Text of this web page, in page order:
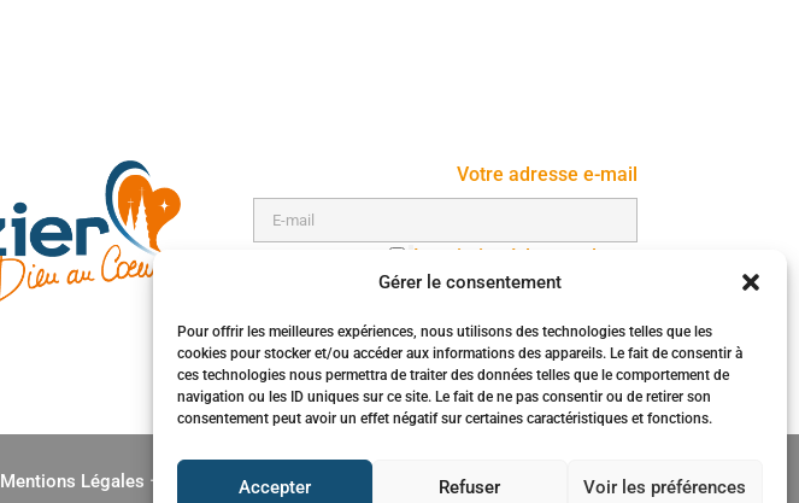
Gérer le consentement
Pour offrir les meilleures expériences, nous utilisons des technologies telles que les
cookies pour stocker et/ou accéder aux informations des appareils. Le fait de consentir à
ces technologies nous permettra de traiter des données telles que le comportement de
navigation ou les ID uniques sur ce site. Le fait de ne pas consentir ou de retirer son
consentement peut avoir un effet négatif sur certaines caractéristiques et fonctions.
Accepter Refuser Voir les préférences
Votre adresse e-mail
Inscription à la newsletter
Mentions Légales –